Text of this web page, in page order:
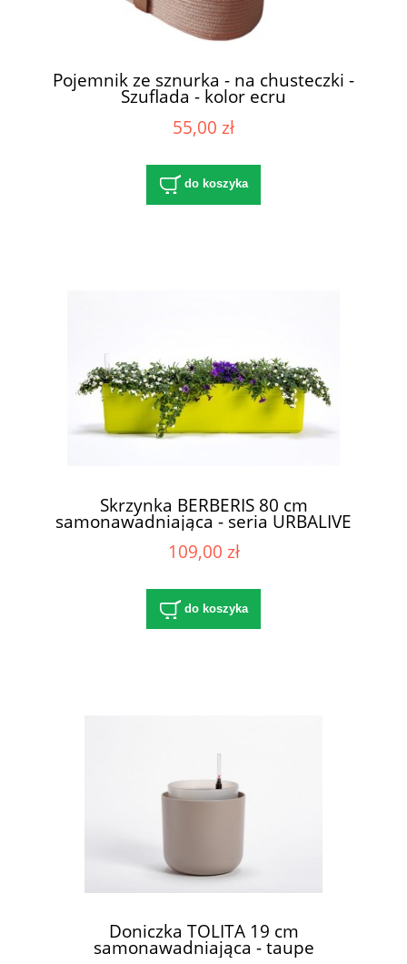
Pojemnik ze sznurka - na chusteczki -
Szuflada - kolor ecru
55,00 zł
do koszyka
Skrzynka BERBERIS 80 cm
samonawadniająca - seria URBALIVE
109,00 zł
do koszyka
Doniczka TOLITA 19 cm
samonawadniająca - taupe